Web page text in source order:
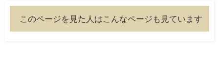
このページを見た人はこんなページも見ています